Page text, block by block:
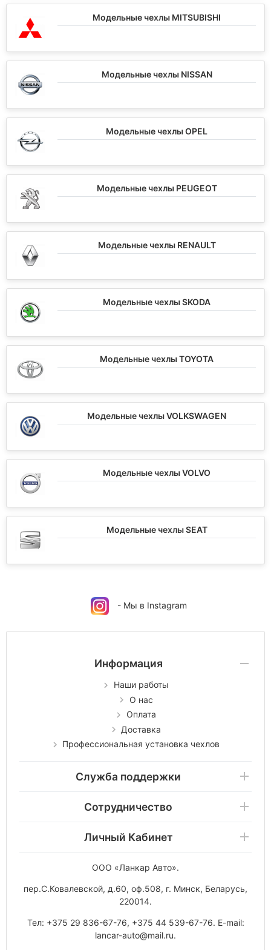
Модельные чехлы MITSUBISHI
Модельные чехлы NISSAN
Модельные чехлы OPEL
Модельные чехлы PEUGEOT
Модельные чехлы RENAULT
Модельные чехлы SKODA
Модельные чехлы TOYOTA
Модельные чехлы VOLKSWAGEN
Модельные чехлы VOLVO
Модельные чехлы SEAT
- Мы в Instagram
Информация
Наши работы
О нас
Оплата
Доставка
Профессиональная установка чехлов
Служба поддержки
Сотрудничество
Личный Кабинет
ООО «Ланкар Авто».
пер.С.Ковалевской, д.60, оф.508, г. Минск, Беларусь,
220014.
Тел: +375 29 836-67-76, +375 44 539-67-76. E-mail:
lancar-auto@mail.ru.